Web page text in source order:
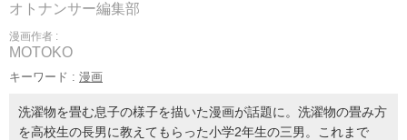
オトナンサー編集部
漫画作者 :
MOTOKO
キーワード : 漫画
洗濯物を畳む息子の様子を描いた漫画が話題に。洗濯物の畳み方
を高校生の長男に教えてもらった小学2年生の三男。これまで